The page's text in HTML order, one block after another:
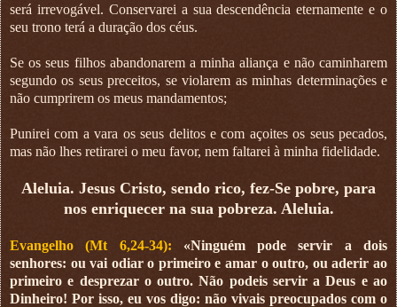
será irrevogável. Conservarei a sua descendência eternamente e o
seu trono terá a duração dos céus.
Se os seus filhos abandonarem a minha aliança e não caminharem
segundo os seus preceitos, se violarem as minhas determinações e
não cumprirem os meus mandamentos;
Punirei com a vara os seus delitos e com açoites os seus pecados,
mas não lhes retirarei o meu favor, nem faltarei à minha fidelidade.
Aleluia. Jesus Cristo, sendo rico, fez-Se pobre, para
nos enriquecer na sua pobreza. Aleluia.
Evangelho (Mt 6,24-34): «Ninguém pode servir a dois
senhores: ou vai odiar o primeiro e amar o outro, ou aderir ao
primeiro e desprezar o outro. Não podeis servir a Deus e ao
Dinheiro! Por isso, eu vos digo: não vivais preocupados com o